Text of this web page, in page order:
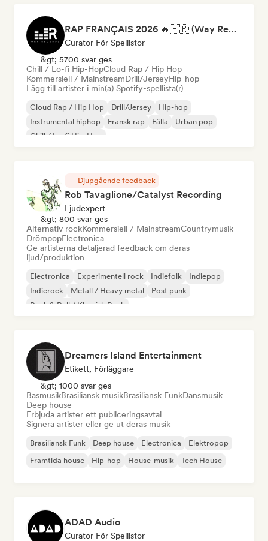
RAP FRANÇAIS 2026 🔥🇫🇷 (Way Records)
Curator För Spellistor
&gt; 5700 svar ges
Chill / Lo-fi Hip-HopCloud Rap / Hip Hop
Kommersiell / MainstreamDrill/JerseyHip-hop
Lägg till artister i min(a) Spotify-spellista(r)
Cloud Rap / Hip Hop Drill/Jersey
Hip-hop
Instrumental hiphop
Fransk rap Fälla
Urban pop
Chill / Lo-fi Hip-Hop
Djupgående feedback
Rob Tavaglione/Catalyst Recording
Ljudexpert
&gt; 800 svar ges
Alternativ rockKommersiell / MainstreamCountrymusik
DrömpopElectronica
Ge artisterna detaljerad feedback om deras
ljud/produktion
Electronica Experimentell rock Indiefolk
Indiepop
Indierock
Metall / Heavy metal
Post punk
Rock & Roll / Klassisk Rock
Dreamers Island Entertainment
Etikett, Förläggare
&gt; 1000 svar ges
BasmusikBrasiliansk musikBrasiliansk FunkDansmusik
Deep house
Erbjuda artister ett publiceringsavtal
Signera artister eller ge ut deras musik
Brasiliansk Funk Deep house Electronica
Elektropop
Framtida house
Hip-hop House-musik Tech House
ADAD Audio
Curator För Spellistor